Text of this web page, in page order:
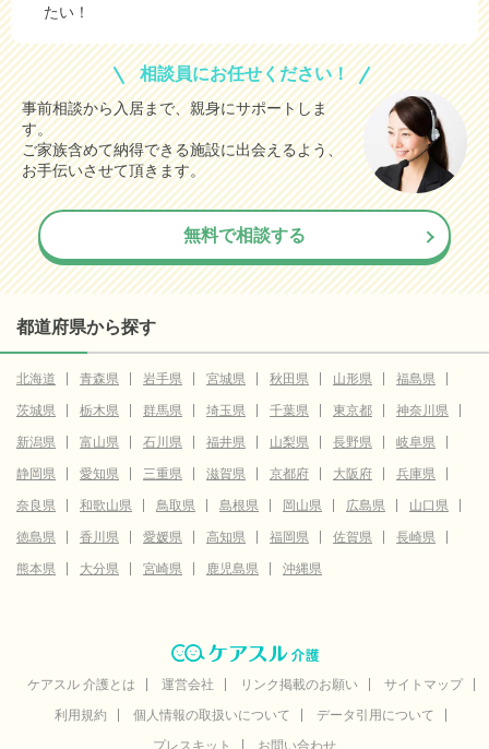
たい！
相談員にお任せください！
事前相談から入居まで、親身にサポートしま
す。
ご家族含めて納得できる施設に出会えるよう、
お手伝いさせて頂きます。
無料で相談する
都道府県から探す
北海道 青森県 岩手県 宮城県 秋田県 山形県
福島県
茨城県
栃木県 群馬県 埼玉県 千葉県 東京都
神奈川県
新潟県
富山県 石川県 福井県 山梨県 長野県
岐阜県
静岡県
愛知県 三重県 滋賀県 京都府 大阪府
兵庫県
奈良県
和歌山県 鳥取県 島根県 岡山県 広島県
山口県
徳島県
香川県 愛媛県 高知県 福岡県 佐賀県
長崎県
熊本県
大分県 宮崎県 鹿児島県 沖縄県
ケアスル 介護とは 運営会社 リンク掲載のお願い
サイトマップ
利用規約
個人情報の取扱いについて
データ引用について
プレスキット
お問い合わせ